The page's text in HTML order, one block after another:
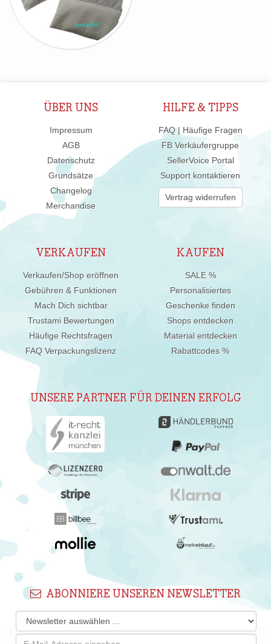
ÜBER UNS
Impressum
AGB
Datenschutz
Grundsätze
Changelog
Merchandise
HILFE & TIPPS
FAQ | Häufige Fragen
FB Verkäufergruppe
SellerVoice Portal
Support kontaktieren
Vertrag widerrufen
VERKAUFEN
Verkaufen/Shop eröffnen
Gebühren & Funktionen
Mach Dich sichtbar
Trustami Bewertungen
Häufige Rechtsfragen
FAQ Verpackungslizenz
KAUFEN
SALE %
Personalisiertes
Geschenke finden
Shops entdecken
Material entdecken
Rabattcodes %
UNSERE PARTNER FÜR DEINEN ERFOLG
ABONNIERE UNSEREN NEWSLETTER